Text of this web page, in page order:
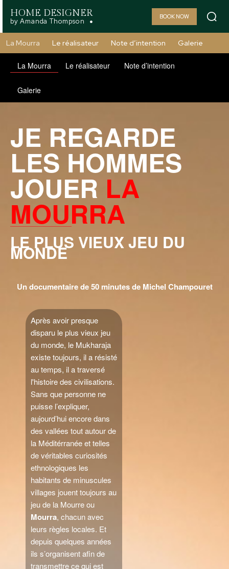
HOME DESIGNER
by Amanda Thompson
BOOK NOW
La Mourra Le réalisateur Note d’intention Galerie
La Mourra Le réalisateur Note d’intention
Galerie
JE REGARDE
LES HOMMES
JOUER LA
MOURRA
LE PLUS VIEUX JEU DU
MONDE
Un documentaire de 50 minutes de Michel Champouret
Après avoir presque
disparu le plus vieux jeu
du monde, le Mukharaja
existe toujours, il a résisté
au temps, il a traversé
l'histoire des civilisations.
Sans que personne ne
puisse l’expliquer,
aujourd’hui encore dans
des vallées tout autour de
la Méditérranée et telles
de véritables curiosités
ethnologiques les
habitants de minuscules
villages jouent toujours au
jeu de la Mourre ou
Mourra, chacun avec
leurs règles locales. Et
depuis quelques années
ils s’organisent afin de
transmettre ce qui est